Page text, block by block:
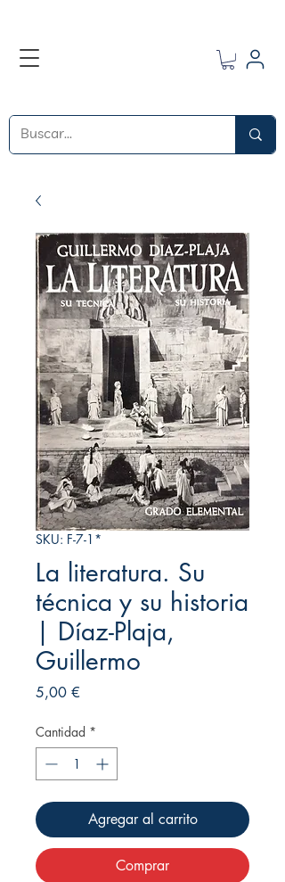
SKU: F-7-1*
La literatura. Su
técnica y su historia
| Díaz-Plaja,
Guillermo
5,00 €
Cantidad *
Agregar al carrito
Comprar